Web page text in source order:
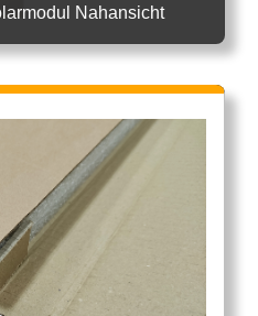
Nahansicht